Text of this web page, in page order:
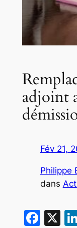
adjoint
Fév 21,
Philippe
dans
X